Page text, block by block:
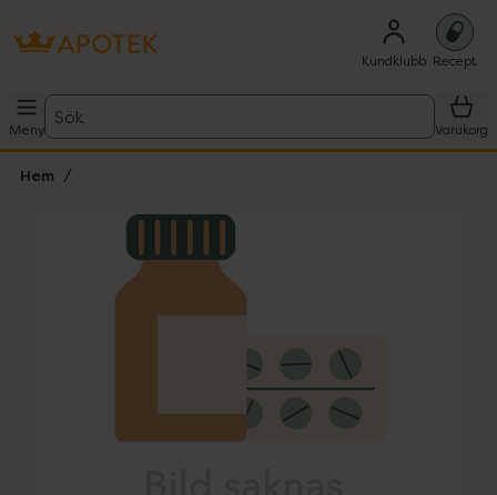
Kundklubb Recept
Meny
Sök
Varukorg
Hem
Lista: . Innehåller 1 objekt.